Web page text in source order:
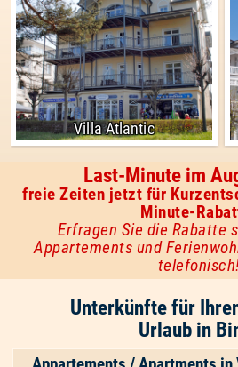
Villa Atlantic
Last-Minute im
freie Zeiten jetzt für
Minute-
Erfragen Sie die Rabatte
Appartements und
Unterkünfte für
Urlaub in